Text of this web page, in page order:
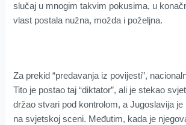
slučaj u mnogim takvim pokusima, u
vlast postala nužna, možda i poželjna.
Za prekid “predavanja iz povijesti”,
Tito je postao taj “diktator”, ali je stekao
držao stvari pod kontrolom, a Jugoslavija je
na svjetskoj sceni. Međutim, kada je